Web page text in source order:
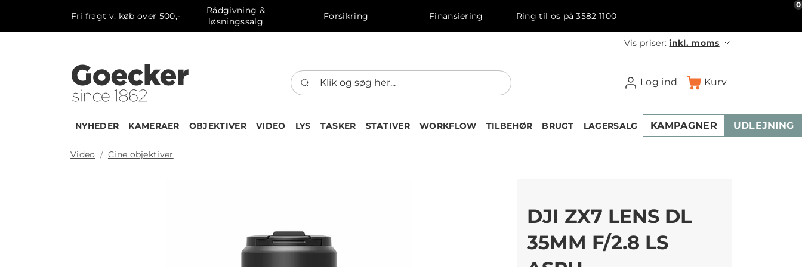
Fri fragt v. køb over 500,-
Rådgivning &
løsningssalg
Forsikring Finansiering Ring til os på 3582 1100
Vis priser:inkl. moms
Log ind Kurv
0
NYHEDER KAMERAER OBJEKTIVER VIDEO LYS TASKER STATIVER WORKFLOW TILBEHØR BRUGT LAGERSALG KAMPAGNER UDLEJNING
Video Cine objektiver
DJI ZX7 LENS DL
35MM F/2.8 LS